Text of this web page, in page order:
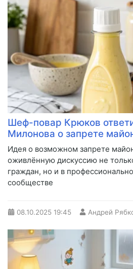
Шеф-повар Крюков
Милонова о запрете
Идея о возможном запрете
оживлённую дискуссию не
граждан, но и в
сообществе
08.10.2025 19:45 Андрей